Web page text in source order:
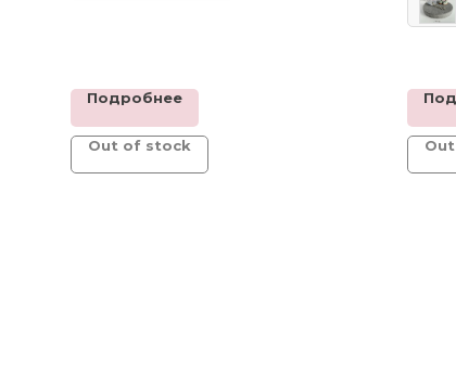
Подробнее
Out of stock